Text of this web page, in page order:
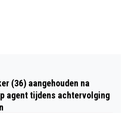
2027 GRATIS MET
STEEL VOOR
(36) aangehouden na
agent tijdens achtervolging